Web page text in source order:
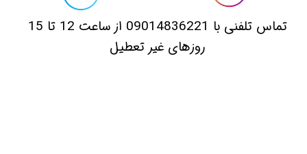
​تماس تلفنی با 09014836221 از ساعت 12 تا 15
روزهای غیر تعطیل